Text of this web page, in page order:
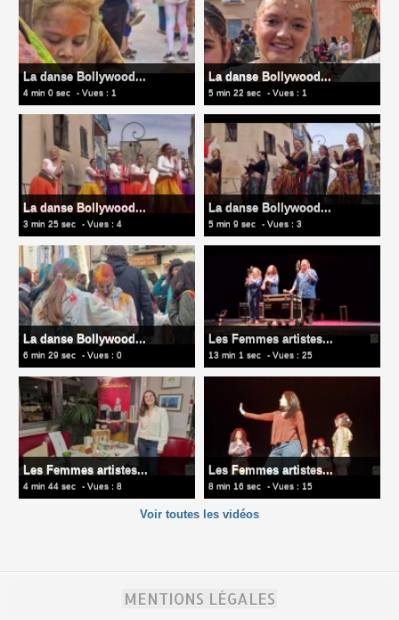
La danse Bollywood...
4 min 0 sec - Vues : 1
La danse Bollywood...
5 min 22 sec - Vues : 1
La danse Bollywood...
3 min 25 sec - Vues : 4
La danse Bollywood...
5 min 9 sec - Vues : 3
La danse Bollywood...
6 min 29 sec - Vues : 0
Les Femmes artistes...
13 min 1 sec - Vues : 25
Les Femmes artistes...
4 min 44 sec - Vues : 8
Les Femmes artistes...
8 min 16 sec - Vues : 15
Voir toutes les vidéos
MENTIONS LÉGALES